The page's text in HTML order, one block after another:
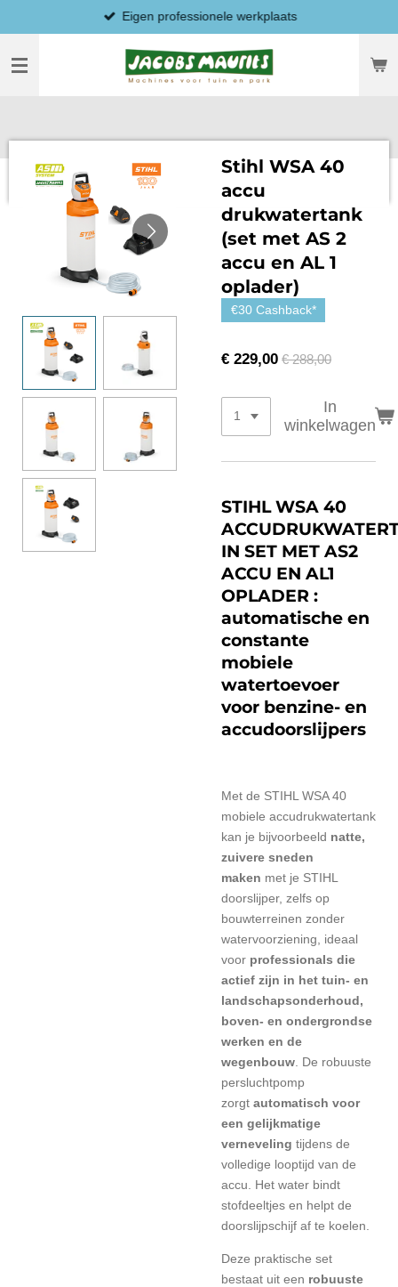
direct
naar
hoofdinhoud
Eigen professionele werkplaats
Stihl WSA 40
accu
drukwatertank
(set met AS 2
accu en AL 1
oplader)
€30 Cashback*
€ 229,00 € 288,00
In
winkelwagen
STIHL WSA 40
IN SET MET AS2
ACCU EN AL1
OPLADER :
automatische en
constante
mobiele
watertoevoer
voor benzine- en
accudoorslijpers
Met de STIHL WSA 40
mobiele accudrukwatertank
kan je bijvoorbeeld natte,
zuivere sneden
maken met je STIHL
doorslijper, zelfs op
bouwterreinen zonder
watervoorziening, ideaal
voor professionals die
actief zijn in het tuin- en
landschapsonderhoud,
boven- en ondergrondse
werken en de
wegenbouw . De robuuste
persluchtpomp
zorgt automatisch voor
een gelijkmatige
verneveling tijdens de
volledige looptijd van de
accu. Het water bindt
stofdeeltjes en helpt de
doorslijpschijf af te koelen.
Deze praktische set
bestaat uit een robuuste